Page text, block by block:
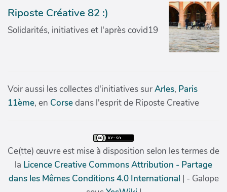
Riposte Créative 82 :)
Solidarités, initiatives et l'après covid19
Voir aussi les collectes d'initiatives surArles, Paris
11ème, en Corsedans l'esprit de Riposte Creative
Ce(tte) œuvre est mise à disposition selon les termes de
la Licence Creative Commons Attribution - Partage
dans les Mêmes Conditions 4.0 International | - Galope